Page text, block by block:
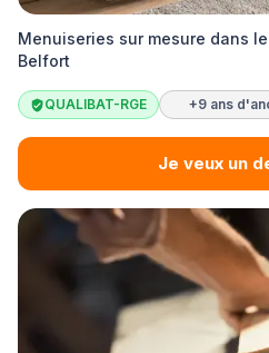
Menuiseries sur mesure dans
Belfort
QUALIBAT-RGE +9 ans
Je veux un